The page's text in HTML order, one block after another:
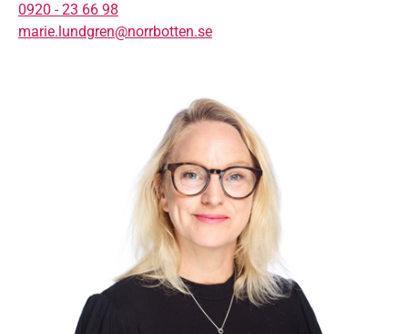
0920 - 23 66 98
marie.lundgren@norrbotten.se